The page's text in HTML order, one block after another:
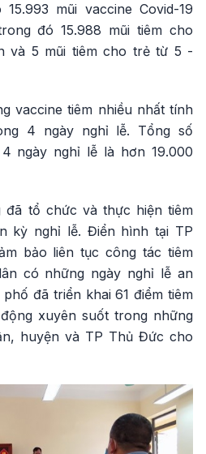
mũi vaccine Covid-19
đó 15.988 mũi tiêm cho
và 5 mũi tiêm cho trẻ từ 5 -
vaccine tiêm nhiều nhất tính
4 ngày nghỉ lễ. Tổng số
ngày nghỉ lễ là hơn 19.000
đã tổ chức và thực hiện tiêm
kỳ nghỉ lễ. Điển hình tại TP
bảo liên tục công tác tiêm
có những ngày nghỉ lễ an
đã triển khai 61 điểm tiêm
xuyên suốt trong những
huyện và TP Thủ Đức cho